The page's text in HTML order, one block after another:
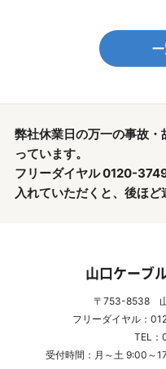
弊社休業日の万一の事故
っています。
フリーダイヤル 0120-
入れていただくと、後ほど
山口ケーブ
〒753-8538
フリーダイヤル：
TEL
受付時間：月～土 9:00～